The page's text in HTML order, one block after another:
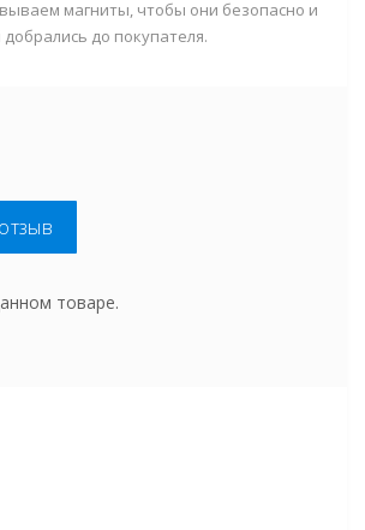
магниты, чтобы они безопасно и
до покупателя.
товаре.